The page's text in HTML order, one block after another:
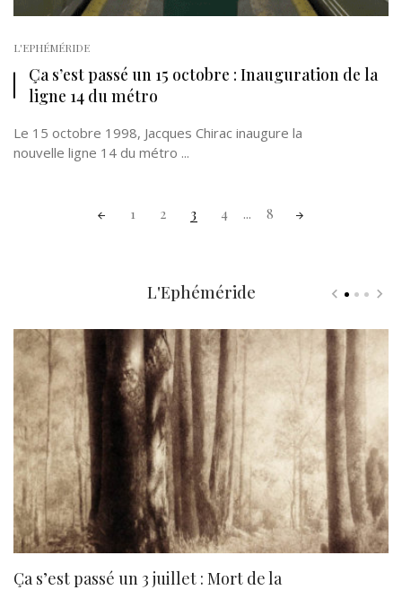
L'EPHÉMÉRIDE
Ça s’est passé un 15 octobre : Inauguration de la
ligne 14 du métro
Le 15 octobre 1998, Jacques Chirac inaugure la
nouvelle ligne 14 du métro ...
1 2 3 4 ... 8
L'Ephéméride
Ça s’est passé un 3 juillet : Mort de la